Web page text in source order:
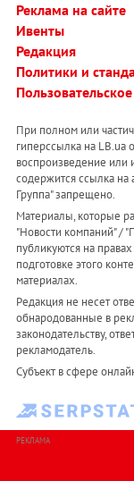
Реклама на сайте
Ивенты
Редакция
Политики и
При полном или
гиперссылка на LB.ua
воспроизведение или
содержится ссылка на
Группа" запрещено.
Материалы, которые
"Новости компаний" /
публикуются на
подготовке этого
материалах.
Редакция не несет
обнародованные в
законодательству,
рекламодатель.
Субъект в сфере
РЕКЛАМА